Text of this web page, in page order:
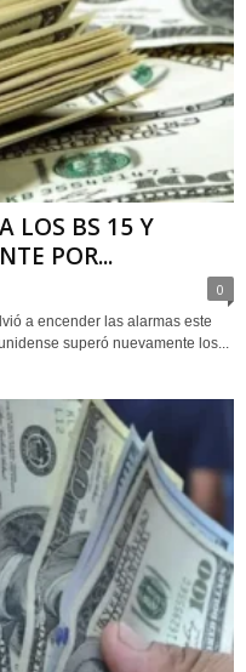
LOS BS 15 Y
POR...
0
a encender las alarmas este
superó nuevamente los...